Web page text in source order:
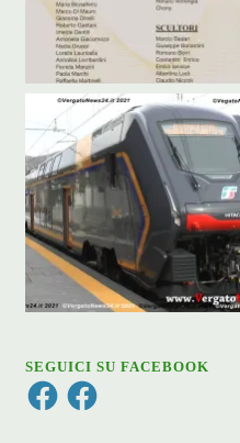
SEGUICI SU FACEBOOK
FacebookFacebook